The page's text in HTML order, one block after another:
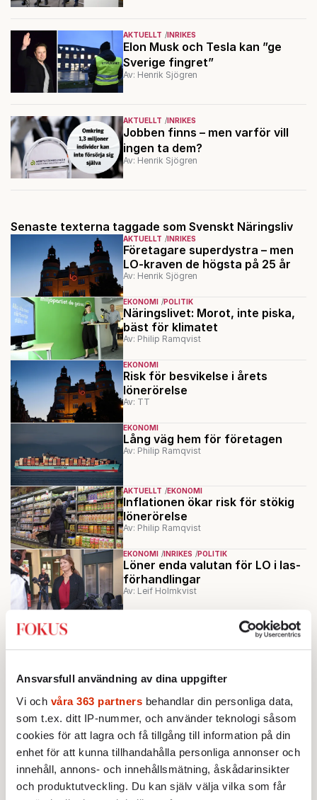
Ansvarsfull användning av dina uppgifter
Vi och våra 363 partners behandlar din personliga data,
som t.ex. ditt IP-nummer, och använder teknologi såsom
cookies för att lagra och få tillgång till information på din
enhet för att kunna tillhandahålla personliga annonser och
innehåll, annons- och innehållsmätning, åskådarinsikter
och produktutveckling. Du kan själv välja vilka som får
AKTUELLT INRIKES
Elon Musk och Tesla kan ”ge
Sverige fingret”
Av: Henrik Sjögren
AKTUELLT INRIKES
Jobben finns – men varför vill
ingen ta dem?
Av: Henrik Sjögren
Senaste texterna taggade som Svenskt Näringsliv
AKTUELLT INRIKES
Företagare superdystra – men
LO-kraven de högsta på 25 år
Av: Henrik Sjögren
EKONOMI POLITIK
Näringslivet: Morot, inte piska,
bäst för klimatet
Av: Philip Ramqvist
EKONOMI
Risk för besvikelse i årets
lönerörelse
Av: TT
EKONOMI
Lång väg hem för företagen
Av: Philip Ramqvist
AKTUELLT EKONOMI
Inflationen ökar risk för stökig
lönerörelse
Av: Philip Ramqvist
EKONOMI INRIKES POLITIK
Löner enda valutan för LO i las-
förhandlingar
Av: Leif Holmkvist
Källor: »Ultimata krav« från
Svenskt Näringsliv fick parterna
AKTUELLT
kan bli hans värsta
Av: Janne Sundling
Ladda fler
Mest lästa